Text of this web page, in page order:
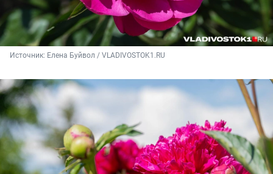
Источник: Елена Буйвол / VLADIVOSTOK1.RU